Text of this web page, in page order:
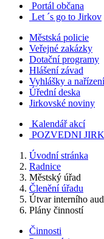
Portál občana
Let ´s go to Jirkov
Městská policie
Veřejné zakázky
Dotační programy
Hlášení závad
Vyhlášky a nařízení
Úřední deska
Jirkovské noviny
Kalendář akcí
POZVEDNI
Úvodní stránka
Radnice
Městský úřad
Členění úřadu
Útvar interního
Plány činností
Činnosti